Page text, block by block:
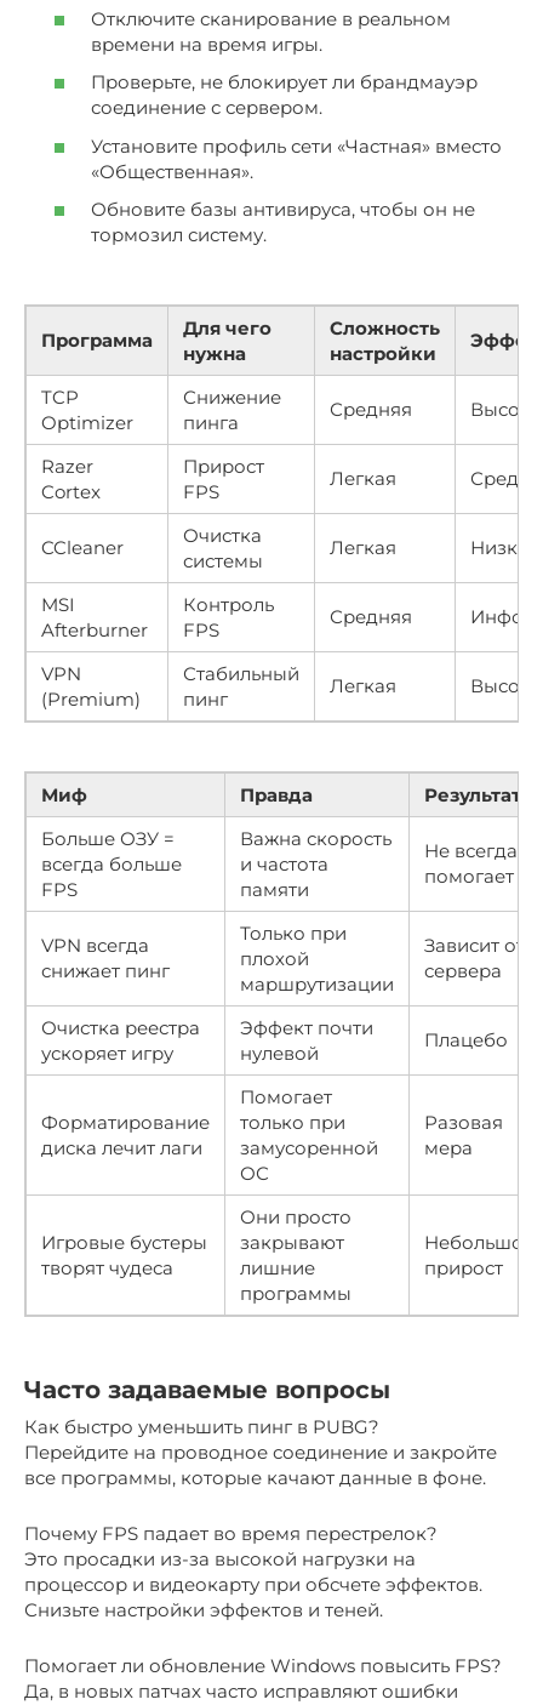
Отключите сканирование в реальном
времени на время игры.
Проверьте, не блокирует ли брандмауэр
соединение с сервером.
Установите профиль сети «Частная» вместо
«Общественная».
Обновите базы антивируса, чтобы он не
тормозил систему.
Программа
Для чего
нужна
Сложность
настройки
TCP
Optimizer
Снижение
пинга
Средняя
Razer
Cortex
Прирост
FPS
Легкая
CCleaner
Очистка
системы
Легкая Низкий
MSI
Afterburner
Контроль
FPS
Средняя
VPN
(Premium)
Стабильный
пинг
Легкая
Миф Правда
Результат
Больше ОЗУ =
всегда больше
FPS
Важна скорость
и частота
памяти
Не всегда
помогает
VPN всегда
снижает пинг
Только при
плохой
маршрутизации
Зависит от
сервера
Очистка реестра
ускоряет игру
Эффект почти
нулевой
Плацебо
Форматирование
диска лечит лаги
Помогает
только при
замусоренной
ОС
Разовая
мера
Игровые бустеры
творят чудеса
Они просто
закрывают
лишние
программы
Небольшой
прирост
Часто задаваемые вопросы
Как быстро уменьшить пинг в PUBG?
Перейдите на проводное соединение и закройте
все программы, которые качают данные в фоне.
Почему FPS падает во время перестрелок?
Это просадки из-за высокой нагрузки на
процессор и видеокарту при обсчете эффектов.
Снизьте настройки эффектов и теней.
Помогает ли обновление Windows повысить FPS?
Да, в новых патчах часто исправляют ошибки